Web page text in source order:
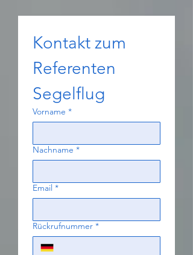
Kontakt zum
Referenten
Segelflug
Vorname *
Nachname *
Email *
Rückrufnummer *